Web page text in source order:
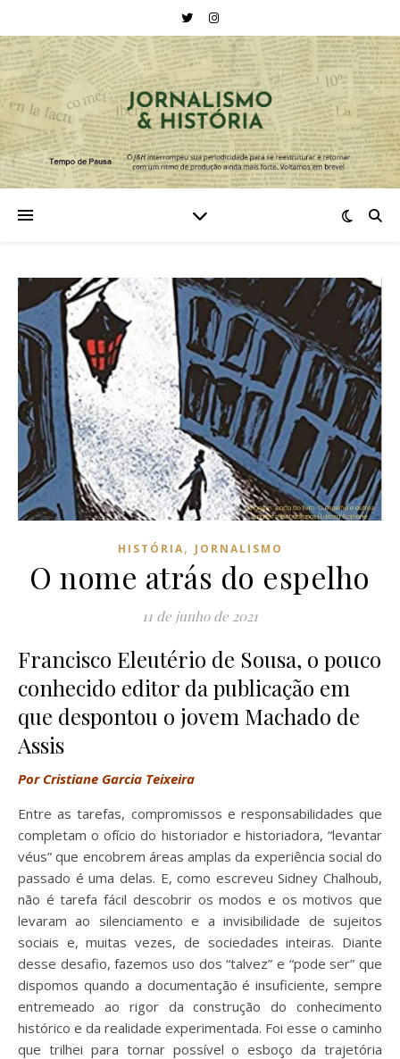
HISTÓRIA, JORNALISMO
O nome atrás do espelho
11 de junho de 2021
Francisco Eleutério de Sousa, o pouco
conhecido editor da publicação em
que despontou o jovem Machado de
Assis
Por Cristiane Garcia Teixeira
Entre as tarefas, compromissos e responsabilidades que
completam o ofício do historiador e historiadora, “levantar
véus” que encobrem áreas amplas da experiência social do
passado é uma delas. E, como escreveu Sidney Chalhoub,
não é tarefa fácil descobrir os modos e os motivos que
levaram ao silenciamento e a invisibilidade de sujeitos
sociais e, muitas vezes, de sociedades inteiras. Diante
desse desafio, fazemos uso dos “talvez” e “pode ser” que
dispomos quando a documentação é insuficiente, sempre
entremeado ao rigor da construção do conhecimento
histórico e da realidade experimentada. Foi esse o caminho
que trilhei para tornar possível o esboço da trajetória